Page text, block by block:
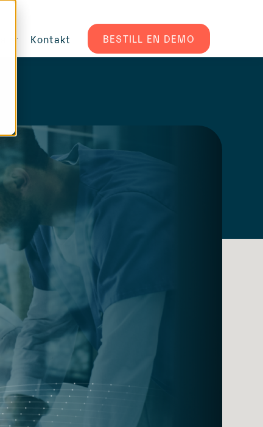
Kontakt BESTILL EN DEMO